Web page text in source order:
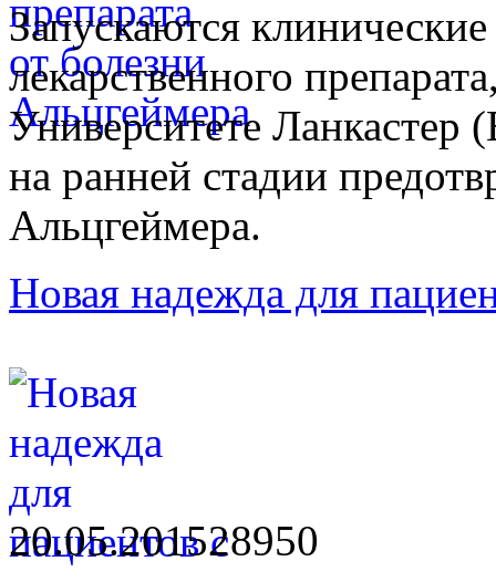
Запускаются
лекарственного
Университете Ланкастер
на ранней стадии
Альцгеймера.
Новая надежда для
20.05.201528950